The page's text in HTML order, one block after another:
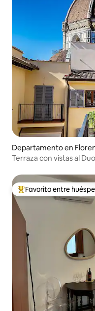
Departamento en
Terraza con vistas al
De los mejores en
Favorito entre